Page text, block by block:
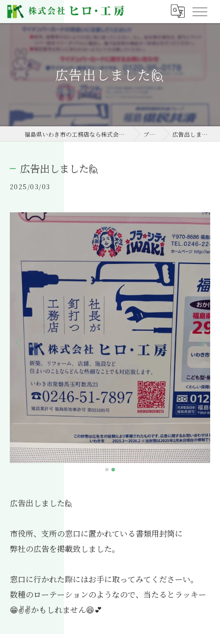
広告出しました🙋
福島県いわき市の工務店なら株式会社ヒロ・工房 ブログ 広告出しました🙋
広告出しました🙋
2025/03/03
広告出しました🙋
市役所、支所の窓口に置かれている書類用封筒に
弊社の広告を掲載致しました。
窓口に行かれた際にはお手に取ってみてくださーい。
数種のローテーションのようなので、当たるとラッキー
😁✌✌かもしれません😆💕